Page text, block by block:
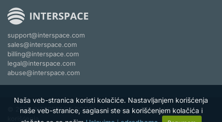
support@interspace.com
sales@interspace.com
billing@interspace.com
legal@interspace.com
abuse@interspace.com
© 2026 INTERSPACE DOOEL. Sva prava zadržana.Uslovi
korišćenja.
Naša veb-stranica koristi kolačiće. Nastavljanjem korišćenja
naše veb-stranice, saglasni ste sa korišćenjem kolačića i